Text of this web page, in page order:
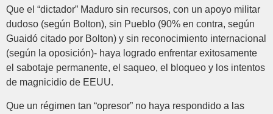
Que el “dictador” Maduro sin recursos, con un apoyo militar
dudoso (según Bolton), sin Pueblo (90% en contra, según
Guaidó citado por Bolton) y sin reconocimiento internacional
(según la oposición)- haya logrado enfrentar exitosamente
el sabotaje permanente, el saqueo, el bloqueo y los intentos
de magnicidio de EEUU.
Que un régimen tan “opresor” no haya respondido a las